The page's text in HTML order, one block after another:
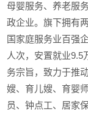
母婴服务、养老服
政企业。旗下拥有
国家庭服务业百强
人次，安置就业9.5
务宗旨，致力于推
嫂、育儿嫂、育婴
员、钟点工、居家